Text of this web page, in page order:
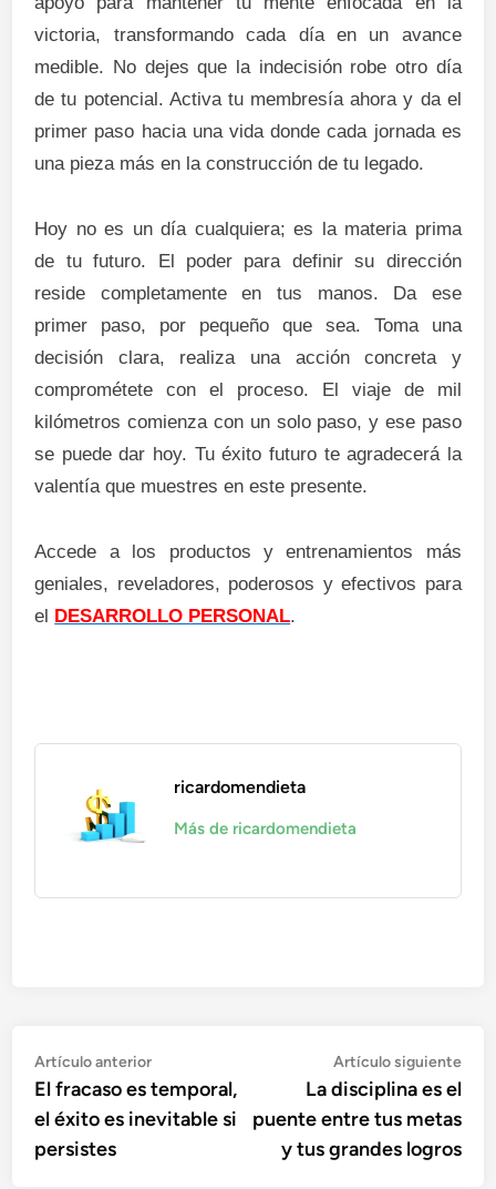
victoria, transformando cada día en un avance
medible. No dejes que la indecisión robe otro día
de tu potencial. Activa tu membresía ahora y da el
primer paso hacia una vida donde cada jornada es
una pieza más en la construcción de tu legado.
Hoy no es un día cualquiera; es la materia prima
de tu futuro. El poder para definir su dirección
reside completamente en tus manos. Da ese
primer paso, por pequeño que sea. Toma una
decisión clara, realiza una acción concreta y
comprométete con el proceso. El viaje de mil
kilómetros comienza con un solo paso, y ese paso
se puede dar hoy. Tu éxito futuro te agradecerá la
valentía que muestres en este presente.
Accede a los productos y entrenamientos más
geniales, reveladores, poderosos y efectivos para
el DESARROLLO PERSONAL.
ricardomendieta
Más de ricardomendieta
Navegación
de
entradas
Artículo anteriorArtículo
anterior:
El fracaso es temporal,
el éxito es inevitable si
persistes
Artículo siguiente
La disciplina es el
puente entre tus metas
y tus grandes logros